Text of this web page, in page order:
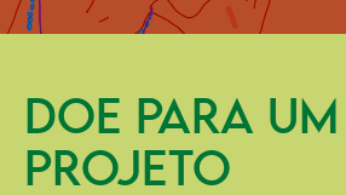
DOE PARA UM
PROJETO